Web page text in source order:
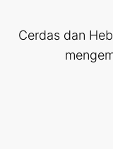
Cerdas dan